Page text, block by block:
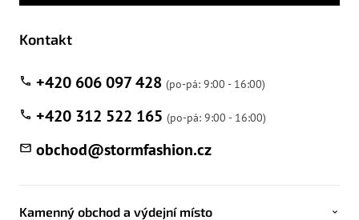
Kontakt
obchod@stormfashion.cz
+420 606 097 428
+420 312 522 165
Kamenný obchod a výdejní místo